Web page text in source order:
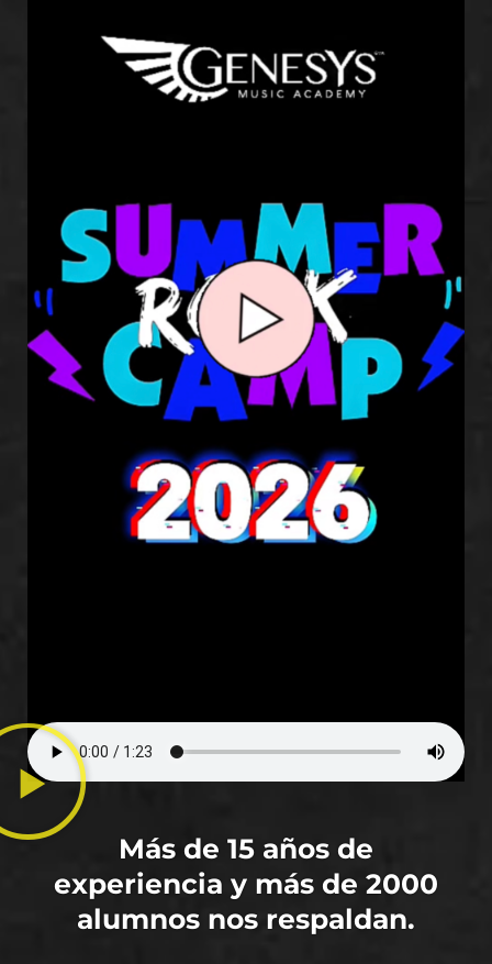
Más de 15 años de
experiencia y más de 2000
alumnos nos respaldan.